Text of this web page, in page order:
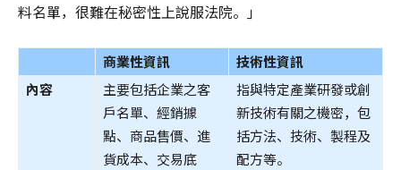
料名單，很難在秘密性上說服法院。」
商業性資訊
技術性資訊
內容
主要包括企業之客
戶名單、經銷據
點、商品售價、進
貨成本、交易底
指與特定產業研發或創
新技術有關之機密，包
括方法、技術、製程及
配方等。